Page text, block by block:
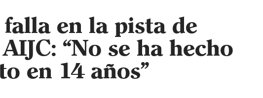
en la pista de
“No se ha hecho
en 14 años”